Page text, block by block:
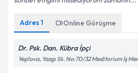
sohbet ettiğimi hissediyorum zamanın...
Adres 1 Online Görüşme
Dr. Psk. Dan. Kübra İpçi
Yeşilova, Yazgı Sk. No:70/32 Meditorium İş